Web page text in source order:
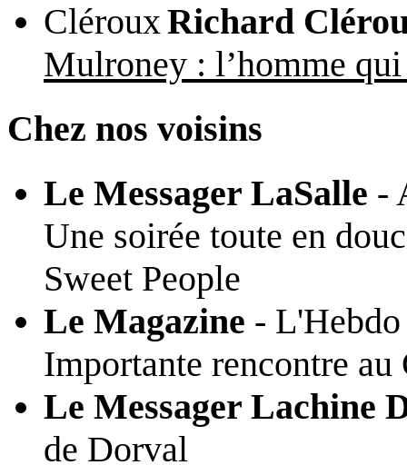
Richard
Mulroney : l’homme
Chez nos voisins
Le Messager LaSalle -
Une soirée toute en
Sweet People
Le Magazine -
Importante rencontre
Le Messager Lachine
de Dorval